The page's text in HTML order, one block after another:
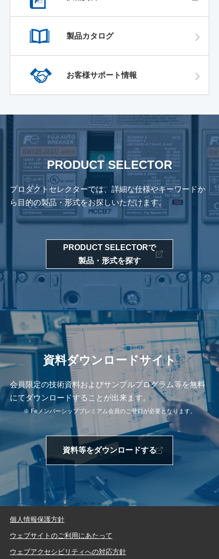
製品カタログ
お客様サポート情報
PRODUCT SELECTOR
プロダクトセレクターでは、詳細な仕様やキーワードか
ら 目的の製品・形式をお探しいただけます。
PRODUCT SELECTORで
製品・形式を探す
資料ダウンロードサイト
会員限定の技術資料およびサンプルプログラム等を無料
にてダウンロードすることが出来ます。
※ Feメンバーシッププレミアム会員のご登録が必要となります。
資料等をダウンロードする
個人情報保護方針
ウェブサイトのご利用にあたって
ウェブアクセシビリティへの対応方針